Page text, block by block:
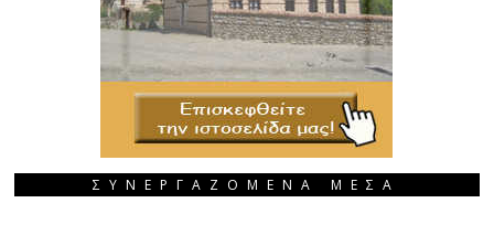
ΣΥΝΕΡΓΑΖΟΜΕΝΑ ΜΕΣΑ